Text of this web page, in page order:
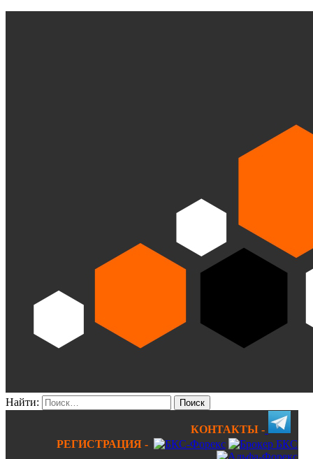
Найти:
КОНТАКТЫ -
РЕГИСТРАЦИЯ -